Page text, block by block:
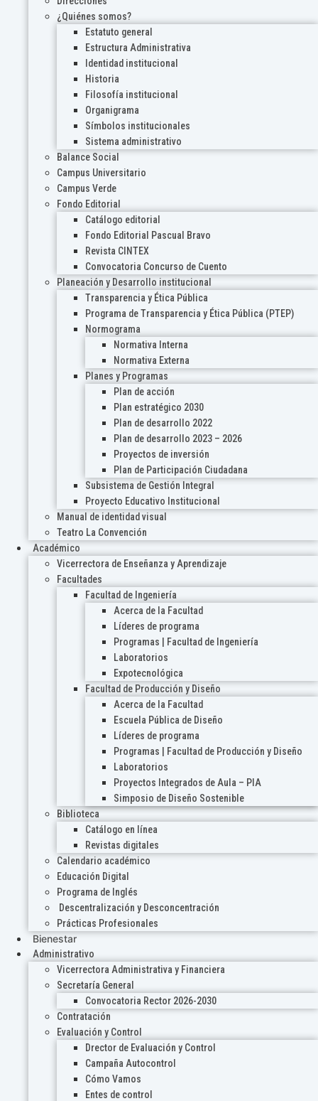
¿Quiénes somos?
Estatuto general
Estructura Administrativa
Identidad institucional
Historia
Filosofía institucional
Organigrama
Símbolos institucionales
Sistema administrativo
Balance Social
Campus Universitario
Campus Verde
Fondo Editorial
Catálogo editorial
Fondo Editorial Pascual Bravo
Revista CINTEX
Convocatoria Concurso de Cuento
Planeación y Desarrollo institucional
Transparencia y Ética Pública
Programa de Transparencia y Ética Pública (PTEP)
Normograma
Normativa Interna
Normativa Externa
Planes y Programas
Plan de acción
Plan estratégico 2030
Plan de desarrollo 2022
Plan de desarrollo 2023 – 2026
Proyectos de inversión
Plan de Participación Ciudadana
Subsistema de Gestión Integral
Proyecto Educativo Institucional
Manual de identidad visual
Teatro La Convención
Académico
Vicerrectora de Enseñanza y Aprendizaje
Facultades
Facultad de Ingeniería
Acerca de la Facultad
Líderes de programa
Programas | Facultad de Ingeniería
Laboratorios
Expotecnológica
Facultad de Producción y Diseño
Acerca de la Facultad
Escuela Pública de Diseño
Líderes de programa
Programas | Facultad de Producción y Diseño
Laboratorios
Proyectos Integrados de Aula – PIA
Simposio de Diseño Sostenible
Biblioteca
Catálogo en línea
Revistas digitales
Calendario académico
Educación Digital
Programa de Inglés
Descentralización y Desconcentración
Prácticas Profesionales
Bienestar
Administrativo
Vicerrectora Administrativa y Financiera
Secretaría General
Convocatoria Rector 2026-2030
Contratación
Evaluación y Control
Drector de Evaluación y Control
Campaña Autocontrol
Cómo Vamos
Entes de control